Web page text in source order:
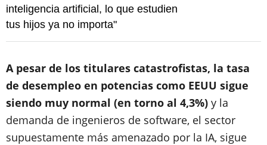
inteligencia artificial, lo que estudien
tus hijos ya no importa"
A pesar de los titulares catastrofistas, la tasa
de desempleo en potencias como EEUU sigue
siendo muy normal (en torno al 4,3%) y la
demanda de ingenieros de software, el sector
supuestamente más amenazado por la IA, sigue